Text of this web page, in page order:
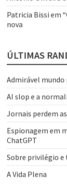
Patricia Bissi em
nova
ÚLTIMAS
Admirável mundo
AI slop e a
Jornais perdem
Espionagem em
ChatGPT
Sobre privilégio e
A Vida Plena